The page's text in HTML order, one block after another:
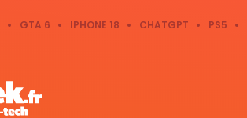
GTA 6 IPHONE 18 CHATGPT PS5